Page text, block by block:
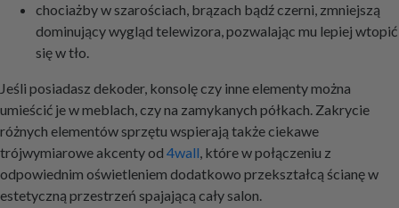
chociażby w szarościach, brązach bądź czerni, zmniejszą
dominujący wygląd telewizora, pozwalając mu lepiej wtopić
się w tło.
Jeśli posiadasz dekoder, konsolę czy inne elementy można
umieścić je w meblach, czy na zamykanych półkach. Zakrycie
różnych elementów sprzętu wspierają także ciekawe
trójwymiarowe akcenty od 4wall, które w połączeniu z
odpowiednim oświetleniem dodatkowo przekształcą ścianę w
estetyczną przestrzeń spajającą cały salon.